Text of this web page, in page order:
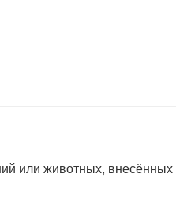
или животных, внесённых